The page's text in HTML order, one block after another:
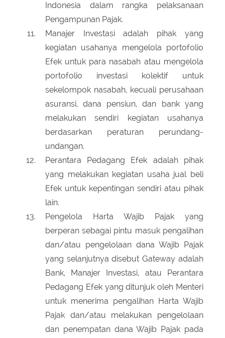
Indonesia dalam rangka pelaksanaan
Pengampunan Pajak.
Manajer Investasi adalah pihak yang
kegiatan usahanya mengelola portofolio
Efek untuk para nasabah atau mengelola
portofolio investasi kolektif untuk
sekelompok nasabah, kecuali perusahaan
asuransi, dana pensiun, dan bank yang
melakukan sendiri kegiatan usahanya
berdasarkan peraturan perundang-
undangan.
Perantara Pedagang Efek adalah pihak
yang melakukan kegiatan usaha jual beli
Efek untuk kepentingan sendiri atau pihak
lain.
Pengelola Harta Wajib Pajak yang
berperan sebagai pintu masuk pengalihan
dan/atau pengelolaan dana Wajib Pajak
yang selanjutnya disebut Gateway adalah
Bank, Manajer Investasi, atau Perantara
Pedagang Efek yang ditunjuk oleh Menteri
untuk menerima pengalihan Harta Wajib
Pajak dan/atau melakukan pengelolaan
dan penempatan dana Wajib Pajak pada